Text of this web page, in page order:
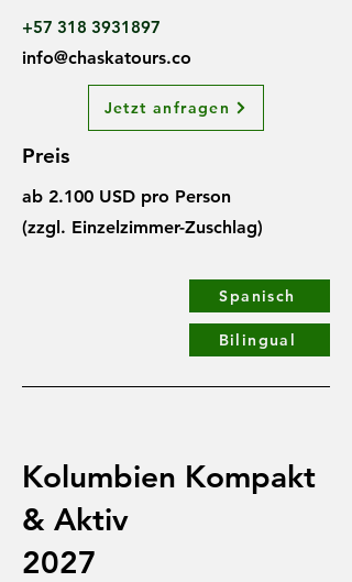
+57 318 3931897
info@chaskatours.co
Jetzt anfragen
Preis
ab 2.100 USD pro Person
(zzgl. Einzelzimmer-Zuschlag)
Spanisch
Bilingual
Kolumbien Kompakt
& Aktiv
2027